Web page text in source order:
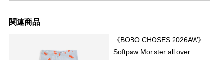
関連商品
《BOBO CHOSES 2026AW》
Softpaw Monster all over